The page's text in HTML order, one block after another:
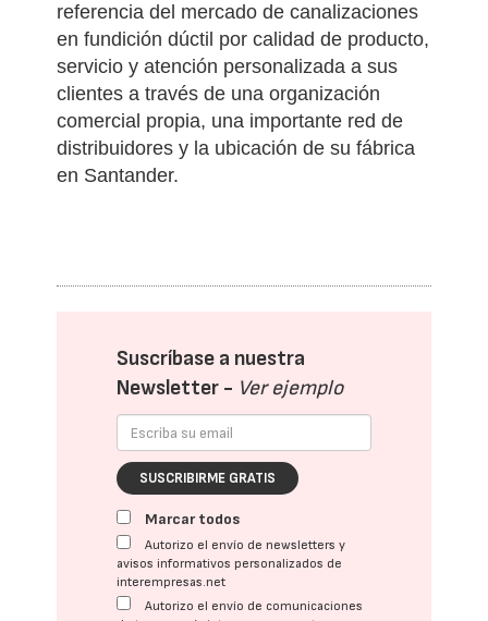
referencia del mercado de canalizaciones
en fundición dúctil por calidad de producto,
servicio y atención personalizada a sus
clientes a través de una organización
comercial propia, una importante red de
distribuidores y la ubicación de su fábrica
en Santander.
Suscríbase a nuestra
Newsletter - Ver ejemplo
SUSCRIBIRME GRATIS
Marcar todos
Autorizo el envío de newsletters y
avisos informativos personalizados de
interempresas.net
Autorizo el envío de comunicaciones